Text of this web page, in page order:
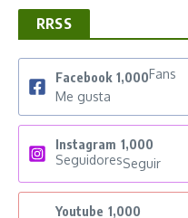
RRSS
Facebook 1,000Fans
Me gusta
Instagram 1,000
SeguidoresSeguir
Youtube 1,000